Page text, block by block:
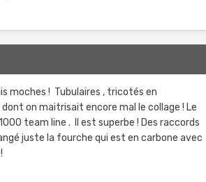
moches ! Tubulaires , tricotés en
on maitrisait encore mal le collage ! Le
team line . Il est superbe ! Des raccords
juste la fourche qui est en carbone avec